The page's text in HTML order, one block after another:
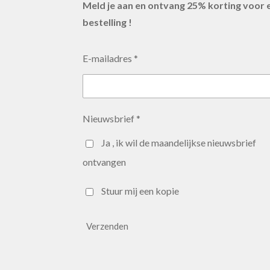
Meld je aan en ontvang 25% korting voor
bestelling !
E-mailadres *
Nieuwsbrief *
Ja , ik wil de maandelijkse nieuwsbrief
ontvangen
Stuur mij een kopie
Verzenden